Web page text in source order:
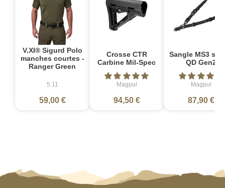
V.XI® Sigurd Polo
manches courtes -
Ranger Green
5.11
59,00 €
Crosse CTR
Carbine Mil-Spec
Magpul
94,50 €
Sangle MS3
QD Gen2
Magpul
87,90 €